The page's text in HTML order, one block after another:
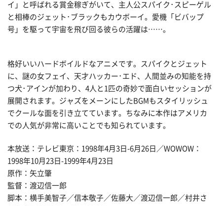
イ」と呼ばれる賞金稼ぎがいて、主人公スパイク･スピーゲル
と相棒のジェット･ブラックもカウボーイ。愛機「ビバップ
号」を駆って宇宙を飛び回る彼らの活躍は……。
格好いいハードボイルドなアニメです。スパイクとジェット
に、謎の女フェイ、天才ハッカー･エド、人間並みの知能を持
つ犬･アインが加わり、4人と1匹の奇妙で面白いセッションが
展開されます。ジャズをメーンにしたBGMもスタイリッシュ
でクールな面を引き立てています。ちなみに本作はアメリカ
での人気が非常に高いことでも知られています。
本放送：テレビ東京：1998年4月3日-6月26日／WOWOW：
1998年10月23日-1999年4月23日
原作：矢立肇
監督：渡辺信一郎
脚本：横手美智子／信本敬子／佐藤大／渡辺信一郎／村井さ